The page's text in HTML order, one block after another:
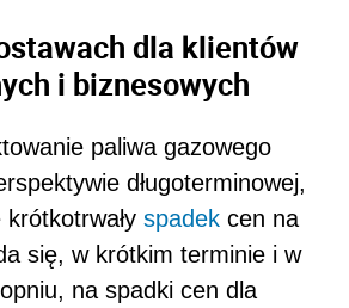
dla klientów
i biznesowych
paliwa gazowego
długoterminowej,
spadek cen na
się, w krótkim terminie i w
na spadki cen dla